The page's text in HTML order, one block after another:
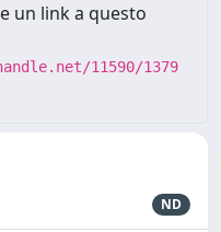
un link a questo
11590/1379
ND